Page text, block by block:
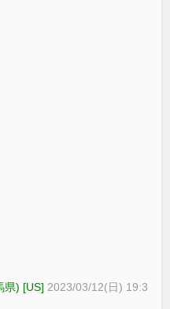
県) [US] 2023/03/12(日) 19:3